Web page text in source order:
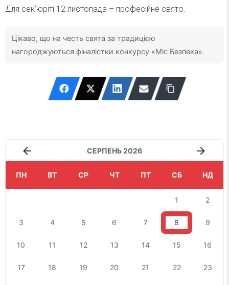
Для сек’юріті 12 листопада – професійне свято.
Цікаво, що на честь свята за традицією
нагороджуються фіналістки конкурсу «Міс Безпека».
СЕРПЕНЬ 2026
ПН ВТ СР ЧТ ПТ СБ НД
1 2
3 4 5 6 7 8 9
10 11 12 13 14 15 16
17 18 19 20 21 22 23